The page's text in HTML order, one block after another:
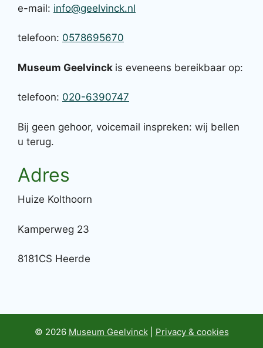
e-mail: info@geelvinck.nl
telefoon: 0578695670
Museum Geelvinck is eveneens bereikbaar op:
telefoon: 020-6390747
Bij geen gehoor, voicemail inspreken: wij bellen
u terug.
Adres
Huize Kolthoorn
Kamperweg 23
8181CS Heerde
© 2026 Museum Geelvinck| Privacy & cookies